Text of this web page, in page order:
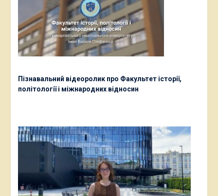
Пізнавальний відеоролик про Факультет історії,
політології і міжнародних відносин